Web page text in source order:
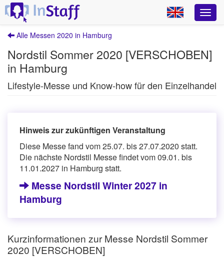
Alle Messen 2020 in Hamburg
Nordstil Sommer 2020 [VERSCHOBEN]
in Hamburg
Lifestyle-Messe und Know-how für den Einzelhandel
Hinweis zur zukünftigen Veranstaltung
Diese Messe fand vom 25.07. bis 27.07.2020 statt.
Die nächste Nordstil Messe findet vom 09.01. bis
11.01.2027 in Hamburg statt.
Messe Nordstil Winter 2027 in
Hamburg
Kurzinformationen zur Messe Nordstil Sommer
2020 [VERSCHOBEN]